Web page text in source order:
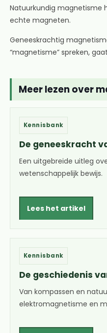
Natuurkundig magnetisme
echte magneten.
Geneeskrachtig
“magnetisme” spreken,
Meer lezen over
Kennisbank
De geneeskracht
Een uitgebreide uitleg
wetenschappelijk bewijs.
Lees het artikel
Kennisbank
De geschiedenis
Van kompassen en
elektromagnetisme en